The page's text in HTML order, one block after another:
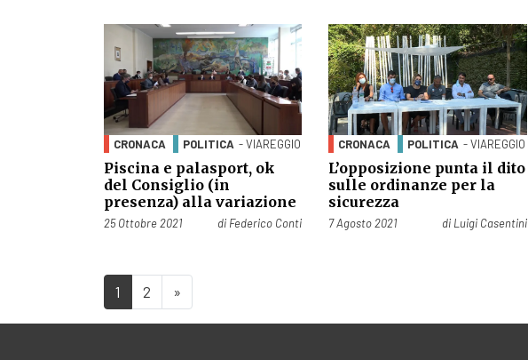
CRONACA POLITICA - VIAREGGIO
Piscina e palasport, ok
del Consiglio (in
presenza) alla variazione
Pubblicato il
25 Ottobre 2021 di Federico Conti
CRONACA POLITICA - VIAREGGIO
L’opposizione punta il dito
sulle ordinanze per la
sicurezza
Pubblicato il
7 Agosto 2021 di Luigi Casentini
1 2 »